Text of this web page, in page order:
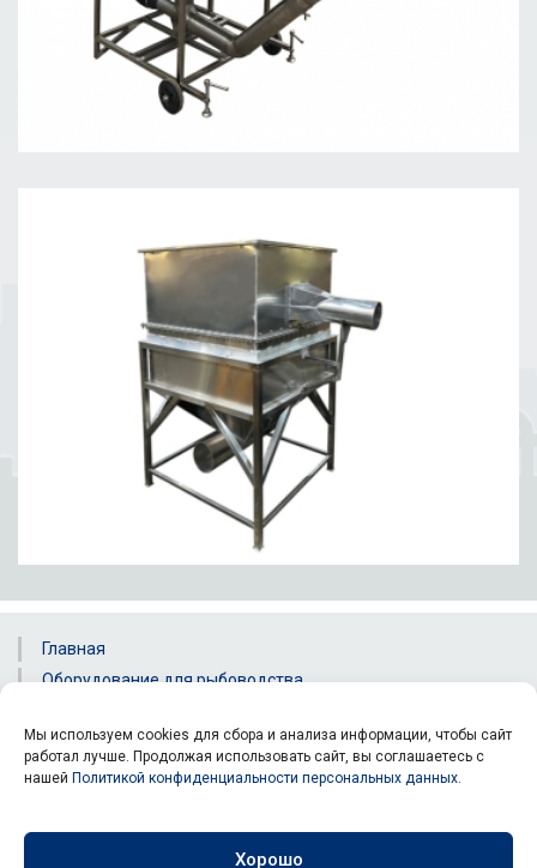
Мы используем cookies для сбора и анализа информации, чтобы сайт
работал лучше. Продолжая использовать сайт, вы соглашаетесь с
нашей Политикой конфиденциальности персональных данных.
Хорошо
Главная
Оборудование для рыбоводства
Металлоизделия и металлообработка
Контакты
© ООО "ГиТ ", 2018 - 2026. Все права защищены. Создано в
Ред